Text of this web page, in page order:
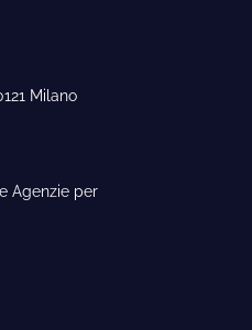
Milano
Agenzie per